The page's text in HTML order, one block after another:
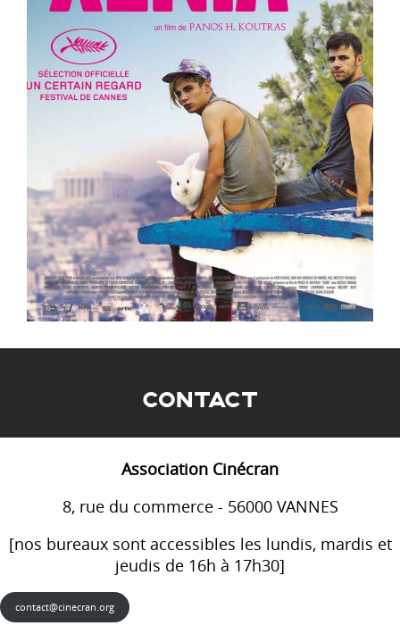
CONTACT
Association Cinécran
8, rue du commerce - 56000 VANNES
[nos bureaux sont accessibles les lundis, mardis et
jeudis de 16h à 17h30]
contact@cinecran.org